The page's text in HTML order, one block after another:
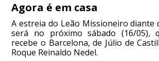
Agora é em casa
A estreia do Leão Missioneiro diante
será no próximo sábado (16/05),
recebe o Barcelona, de Júlio de
Roque Reinaldo Nedel.